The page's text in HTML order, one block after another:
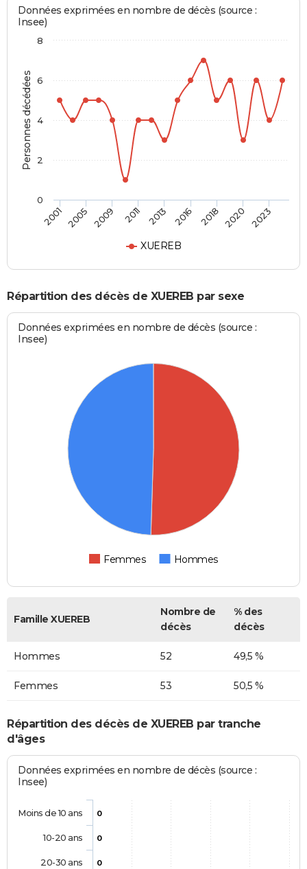
Personnes décédées
Données exprimées en nombre de décès (source :
Insee)
XUEREB
2001 2005 2009 2011 2013 2016 2018 2020 2023
0
2
4
6
8
Répartition des décès de XUEREB par sexe
Données exprimées en nombre de décès (source :
Insee)
Femmes Hommes
Famille XUEREB
Nombre de
décès
% des
décès
Hommes 52 49,5 %
Femmes 53 50,5 %
Répartition des décès de XUEREB par tranche
d'âges
Données exprimées en nombre de décès (source :
Insee)
0
0
0
Moins de 10 ans
10-20 ans
20-30 ans